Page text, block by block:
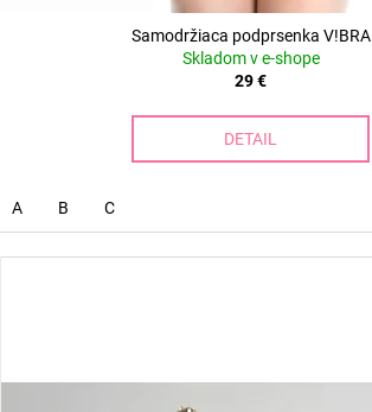
Samodržiaca podprsenka V!BRA
Skladom v e-shope
29 €
DETAIL
A B C